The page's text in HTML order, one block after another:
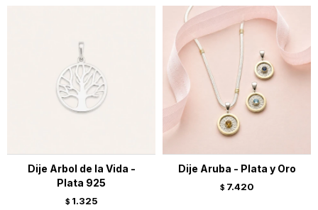
Dije Arbol de la Vida -
Plata 925
$ 1.325
Dije Aruba - Plata y Oro
$ 7.420